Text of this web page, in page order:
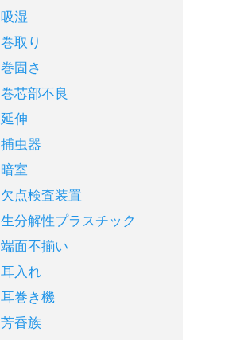
吸湿
巻取り
巻固さ
巻芯部不良
延伸
捕虫器
暗室
欠点検査装置
生分解性プラスチック
端面不揃い
耳入れ
耳巻き機
芳香族